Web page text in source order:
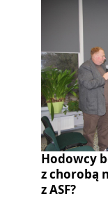
Hodowcy
z chorobą
z ASF?